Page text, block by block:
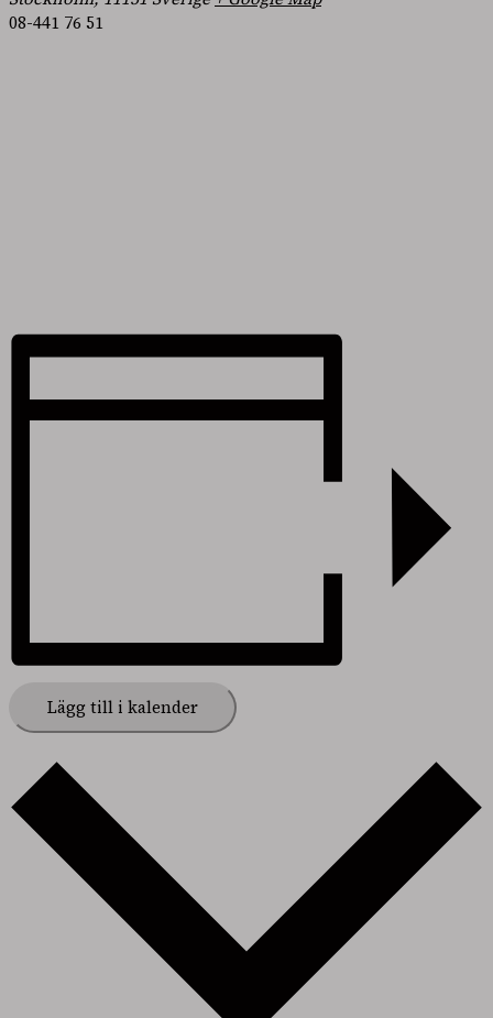
08-441 76 51
Lägg till i kalender